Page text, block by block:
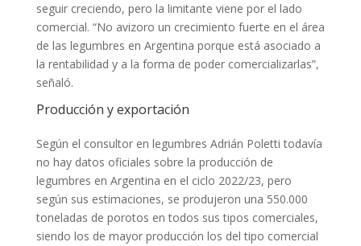
seguir creciendo, pero la limitante viene por el lado
comercial. “No avizoro un crecimiento fuerte en el área
de las legumbres en Argentina porque está asociado a
la rentabilidad y a la forma de poder comercializarlas”,
señaló.
Producción y exportación
Según el consultor en legumbres Adrián Poletti todavía
no hay datos oficiales sobre la producción de
legumbres en Argentina en el ciclo 2022/23, pero
según sus estimaciones, se produjeron una 550.000
toneladas de porotos en todos sus tipos comerciales,
siendo los de mayor producción los del tipo comercial